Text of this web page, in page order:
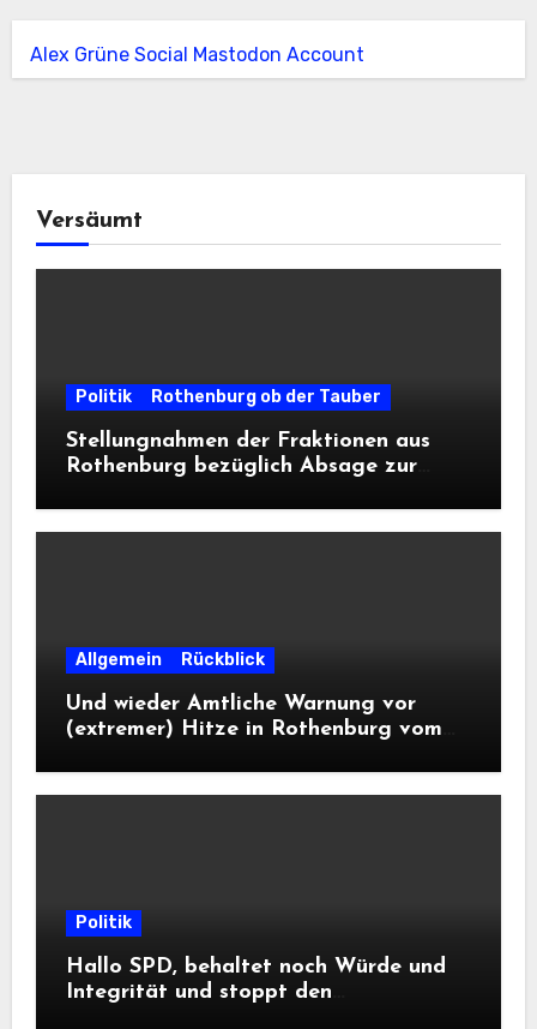
Alex Grüne Social Mastodon Account
Versäumt
Politik Rothenburg ob der Tauber
Stellungnahmen der Fraktionen aus
Rothenburg bezüglich Absage zur
Allgemein Rückblick
Und wieder Amtliche Warnung vor
(extremer) Hitze in Rothenburg vom
Politik
Hallo SPD, behaltet noch Würde und
Integrität und stoppt den